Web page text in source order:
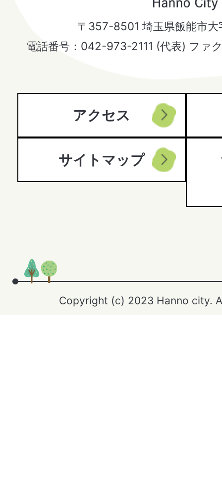
Hanno
〒357-8501 埼玉県飯能市大
電話番号：042-973-2111 (代表) ファ
アクセス
サイトマップ
Copyright (c) 2023 Hanno city.